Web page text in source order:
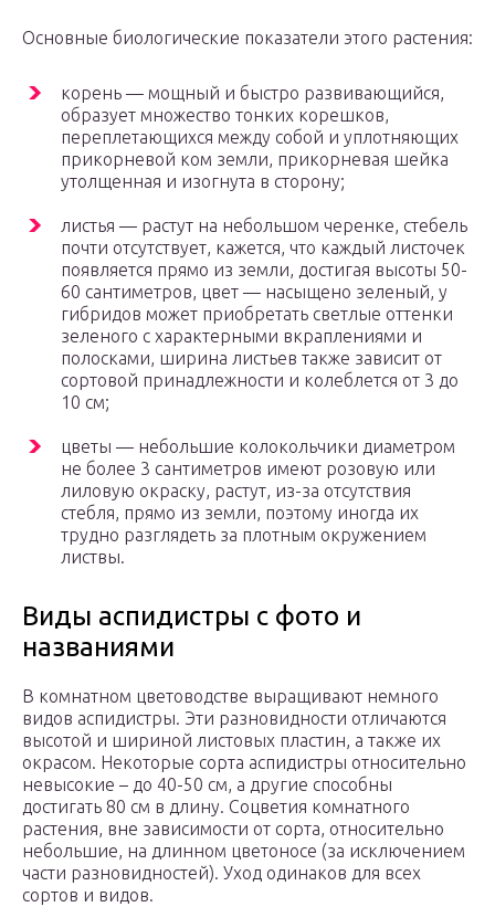
Основные биологические показатели этого растения:
корень — мощный и быстро развивающийся,
образует множество тонких корешков,
переплетающихся между собой и уплотняющих
прикорневой ком земли, прикорневая шейка
утолщенная и изогнута в сторону;
листья — растут на небольшом черенке, стебель
почти отсутствует, кажется, что каждый листочек
появляется прямо из земли, достигая высоты 50-
60 сантиметров, цвет — насыщено зеленый, у
гибридов может приобретать светлые оттенки
зеленого с характерными вкраплениями и
полосками, ширина листьев также зависит от
сортовой принадлежности и колеблется от 3 до
10 см;
цветы — небольшие колокольчики диаметром
не более 3 сантиметров имеют розовую или
лиловую окраску, растут, из-за отсутствия
стебля, прямо из земли, поэтому иногда их
трудно разглядеть за плотным окружением
листвы.
Виды аспидистры с фото и
названиями
В комнатном цветоводстве выращивают немного
видов аспидистры. Эти разновидности отличаются
высотой и шириной листовых пластин, а также их
окрасом. Некоторые сорта аспидистры относительно
невысокие – до 40-50 см, а другие способны
достигать 80 см в длину. Соцветия комнатного
растения, вне зависимости от сорта, относительно
небольшие, на длинном цветоносе (за исключением
части разновидностей). Уход одинаков для всех
сортов и видов.